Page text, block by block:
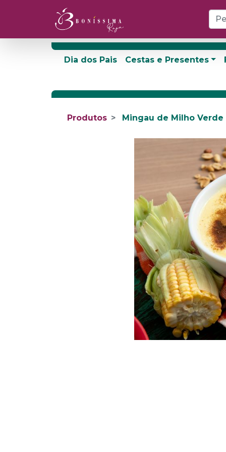
Dia dos Pais Cestas e Presentes
Produtos Mingau de Milho Verde